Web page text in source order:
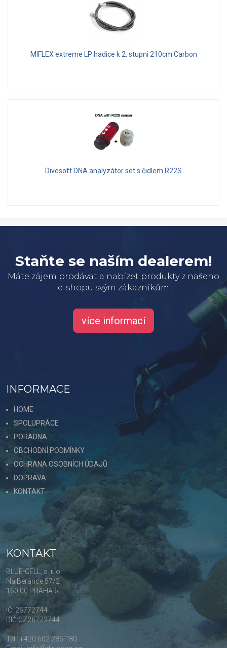
MIFLEX extreme LP hadice k 2. stupni 210cm Carbon
Divesoft DNA analyzátor set s čidlem R22S
Staňte se naším dealerem!
Máte zájem prodávat a nabízet produkty z našeho
e-shopu svým zákazníkům
více informací
INFORMACE
HOME
SPOLUPRÁCE
PORADNA
OBCHODNÍ PODMÍNKY
OCHRANA OSOBNÍCH ÚDAJŮ
DOPRAVA
KONTAKT
KONTAKT
BLUE-CELL, s. r. o.
Na Beránce 57/2
160 00 PRAHA 6
IČ: 26772744
DIČ:CZ26772744
Tel.: +420 602 285 180